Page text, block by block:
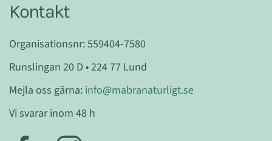
Kontakt
Organisationsnr: 559404-7580
Runslingan 20 D • 224 77 Lund
Mejla oss gärna: info@mabranaturligt.se
Vi svarar inom 48 h